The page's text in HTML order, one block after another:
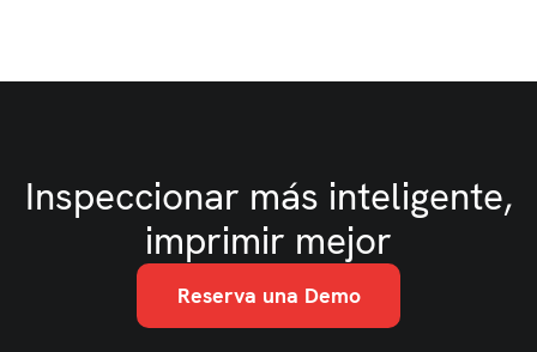
Inspeccionar más inteligente,
imprimir mejor
Reserva una Demo